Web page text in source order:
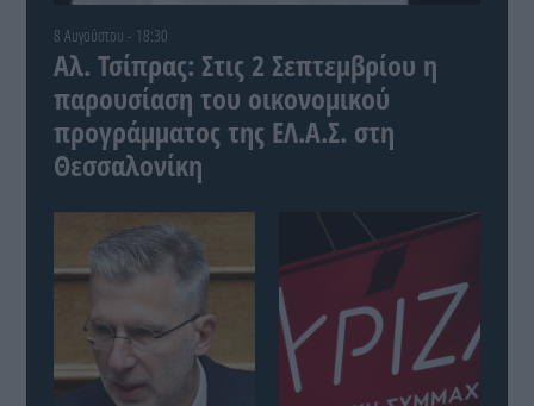
8 Αυγούστου - 18:30
Αλ. Τσίπρας: Στις 2 Σεπτεμβρίου η
παρουσίαση του οικονομικού
προγράμματος της ΕΛ.Α.Σ. στη
Θεσσαλονίκη